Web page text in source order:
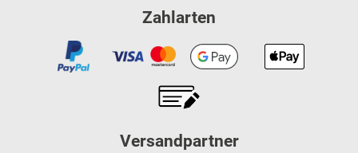
Zahlarten
Versandpartner